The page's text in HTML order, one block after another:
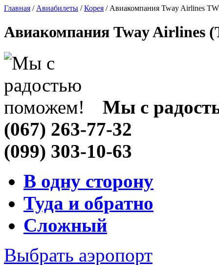
Главная / Авиабилеты /Корея / Авиакомпания Tway Airlines TW
Авиакомпания Tway Airlines
Мы с
(067) 263-77-32
(099) 303-10-63
В одну сторону
Туда и обратно
Сложный
Выбрать аэропорт